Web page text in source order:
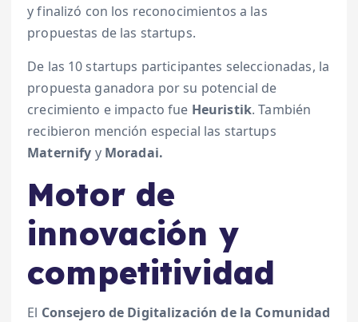
y finalizó con los reconocimientos a las
propuestas de las startups.
De las 10 startups participantes seleccionadas, la
propuesta ganadora por su potencial de
crecimiento e impacto fue Heuristik. También
recibieron mención especial las startups
Maternify y Moradai.
Motor de
innovación y
competitividad
El Consejero de Digitalización de la Comunidad